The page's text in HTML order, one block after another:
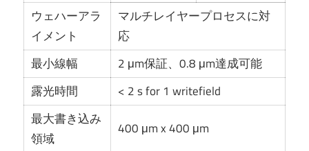
ウェハーアラ
イメント
マルチレイヤープロセスに対
応
最小線幅
2 μm保証、0.8 μm達成可能
露光時間
< 2 s for 1 writefield
最大書き込み
領域
400 μm x 400 μm